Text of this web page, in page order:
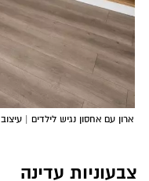
ארון עם אחסון נגיש לילדים |
צבעוניות עדינה